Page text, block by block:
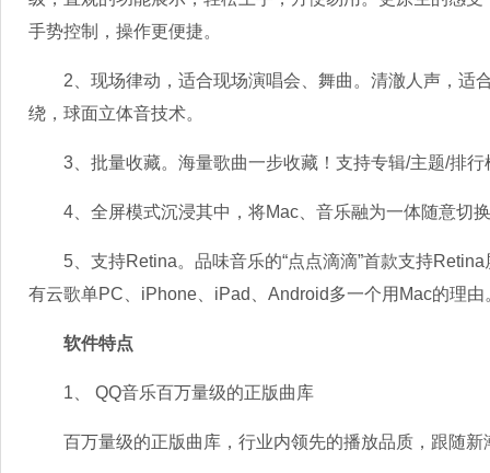
手势控制，操作更便捷。
2、现场律动，适合现场演唱会、舞曲。清澈人声，适
绕，球面立体音技术。
3、批量收藏。海量歌曲一步收藏！支持专辑/主题/排行
4、全屏模式沉浸其中，将Mac、音乐融为一体随意切
5、支持Retina。品味音乐的“点点滴滴”首款支持Retina
有云歌单PC、iPhone、iPad、Android多一个用Mac的理由
软件特点
1、 QQ音乐百万量级的正版曲库
百万量级的正版曲库，行业内领先的播放品质，跟随新